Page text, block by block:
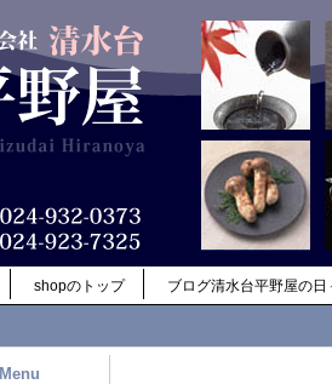
shopのトップ ブログ清水台平野屋の日
Menu